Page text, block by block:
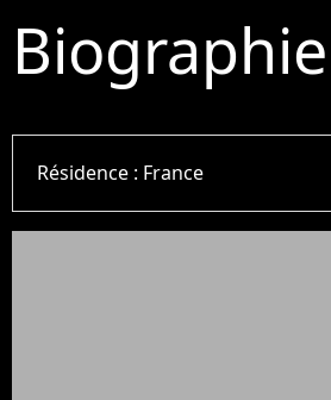
Biographie
Résidence : France